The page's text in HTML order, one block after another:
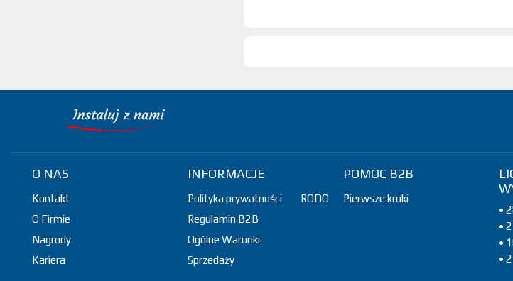
O NAS
Kontakt
O Firmie
Nagrody
Kariera
INFORMACJE
Polityka prywatności
Regulamin B2B
Ogólne Warunki
Sprzedaży
RODO
POMOC B2B
Pierwsze kroki
•
•
•
•